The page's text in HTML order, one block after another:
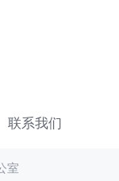
联系我们
室